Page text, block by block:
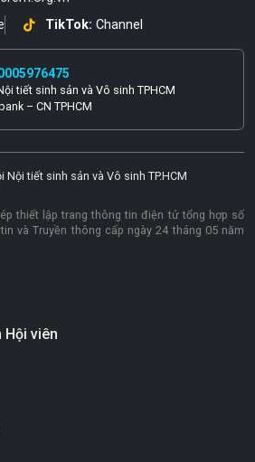
TikTok: Channel
tiết sinh sản và Vô sinh TPHCM
– CN TPHCM
Nội tiết sinh sản và Vô sinh TP.HCM
thiết lập trang thông tin điện tử tổng hợp số
tin và Truyền thông cấp ngày 24 tháng 05 năm
Hội viên